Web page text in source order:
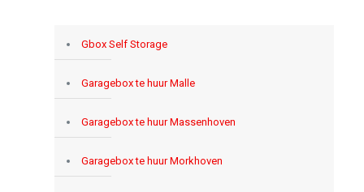
Gbox Self Storage
Garagebox te huur Malle
Garagebox te huur Massenhoven
Garagebox te huur Morkhoven